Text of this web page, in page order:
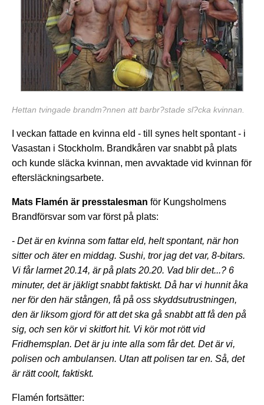
Hettan tvingade brandm?nnen att barbr?stade sl?cka kvinnan.
I veckan fattade en kvinna eld - till synes helt spontant - i
Vasastan i Stockholm. Brandkåren var snabbt på plats
och kunde släcka kvinnan, men avvaktade vid kvinnan för
eftersläckningsarbete.
Mats Flamén är presstalesman för Kungsholmens
Brandförsvar som var först på plats:
- Det är en kvinna som fattar eld, helt spontant, när hon
sitter och äter en middag. Sushi, tror jag det var, 8-bitars.
Vi får larmet 20.14, är på plats 20.20. Vad blir det...? 6
minuter, det är jäkligt snabbt faktiskt. Då har vi hunnit åka
ner för den här stången, få på oss skyddsutrustningen,
den är liksom gjord för att det ska gå snabbt att få den på
sig, och sen kör vi skitfort hit. Vi kör mot rött vid
Fridhemsplan. Det är ju inte alla som får det. Det är vi,
polisen och ambulansen. Utan att polisen tar en. Så, det
är rätt coolt, faktiskt.
Flamén fortsätter: